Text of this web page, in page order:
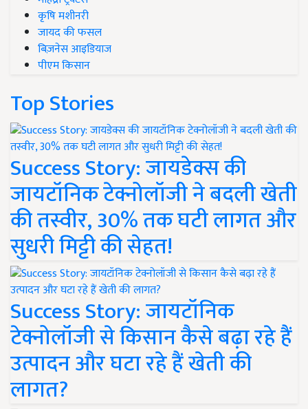
कृषि मशीनरी
जायद की फसल
बिज़नेस आइडियाज
पीएम किसान
Top Stories
Success Story: जायडेक्स की
जायटॉनिक टेक्नोलॉजी ने बदली खेती
की तस्वीर, 30% तक घटी लागत और
सुधरी मिट्टी की सेहत!
Success Story: जायटॉनिक
टेक्नोलॉजी से किसान कैसे बढ़ा रहे हैं
उत्पादन और घटा रहे हैं खेती की
लागत?